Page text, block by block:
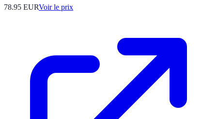
78.95 EURVoir le prix